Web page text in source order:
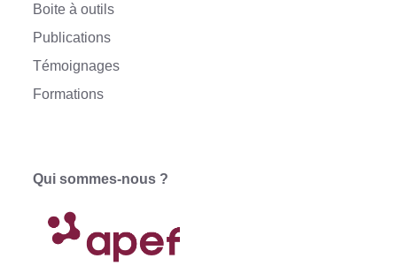
Boite à outils
Publications
Témoignages
Formations
Qui sommes-nous ?